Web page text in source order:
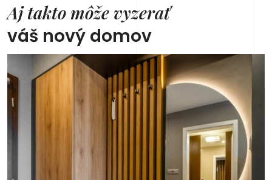
Aj takto môže vyzerať
váš nový domov